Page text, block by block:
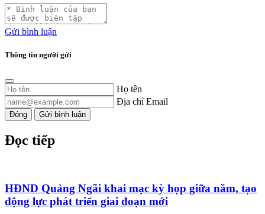
Gửi bình luận
Thông tin người gửi
Họ tên
Địa chỉ Email
Đóng Gửi bình luận
Đọc tiếp
HĐND Quảng Ngãi khai mạc kỳ họp giữa năm, tạo
động lực phát triển giai đoạn mới